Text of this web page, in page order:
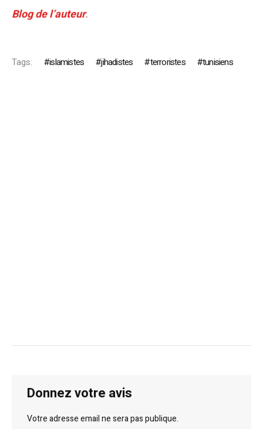
Blog de l’auteur.
Tags: islamistes jihadistes terroristes tunisiens
Donnez votre avis
Votre adresse email ne sera pas publique.